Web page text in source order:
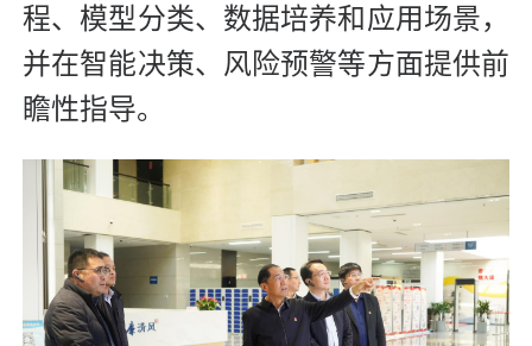
程、模型分类、数据培养和应用场景，
并在智能决策、风险预警等方面提供前
瞻性指导。